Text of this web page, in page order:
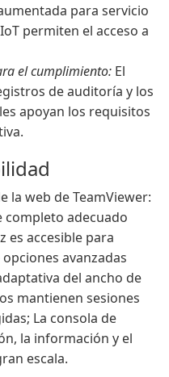
para servicio
permiten el acceso a
el cumplimiento: El
de auditoría y los
apoyan los requisitos
la web de TeamViewer:
completo adecuado
es accesible para
avanzadas
del ancho de
mantienen sesiones
La consola de
la información y el
escala.